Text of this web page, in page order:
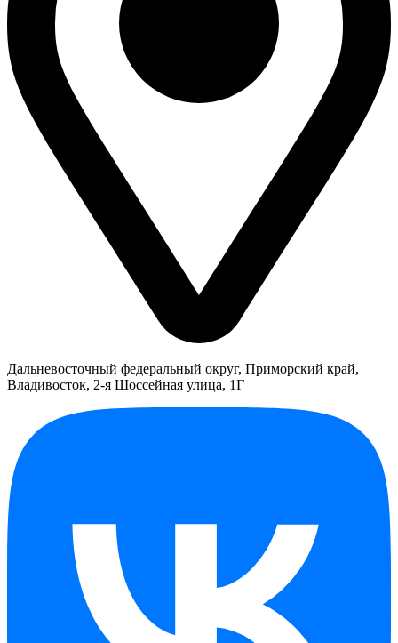
Дальневосточный федеральный округ, Приморский край,
Владивосток, 2-я Шоссейная улица, 1Г